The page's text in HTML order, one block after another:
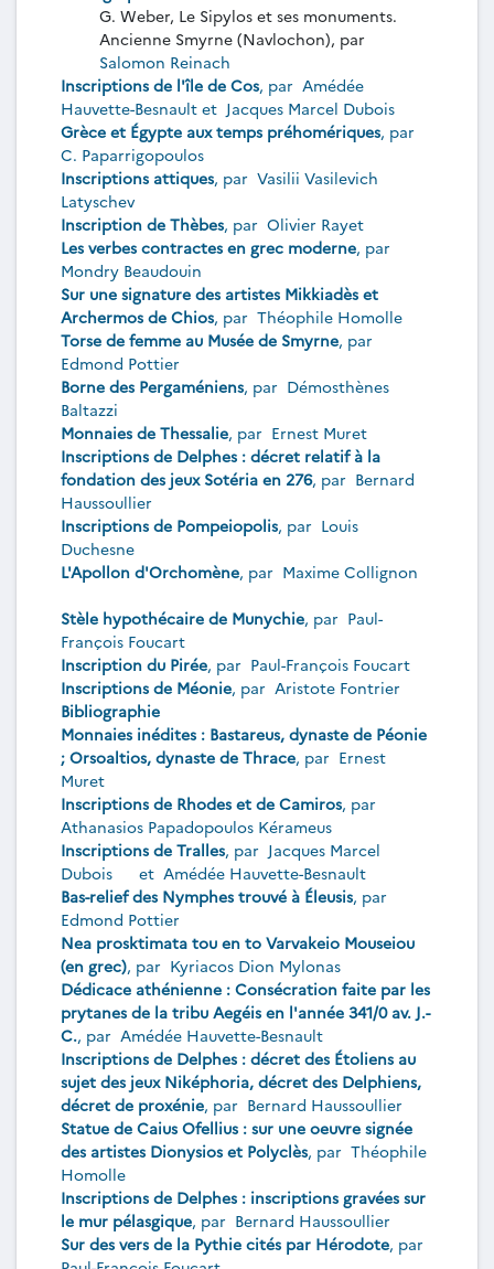
G. Weber, Le Sipylos et ses monuments.
Ancienne Smyrne (Navlochon), par
Salomon Reinach
Inscriptions de l'île de Cos, par Amédée
Hauvette-Besnault et Jacques Marcel Dubois
Grèce et Égypte aux temps préhomériques, par
C. Paparrigopoulos
Inscriptions attiques, par Vasilii Vasilevich
Latyschev
Inscription de Thèbes, par Olivier Rayet
Les verbes contractes en grec moderne, par
Mondry Beaudouin
Sur une signature des artistes Mikkiadès et
Archermos de Chios, par Théophile Homolle
Torse de femme au Musée de Smyrne, par
Edmond Pottier
Borne des Pergaméniens, par Démosthènes
Baltazzi
Monnaies de Thessalie, par Ernest Muret
Inscriptions de Delphes : décret relatif à la
fondation des jeux Sotéria en 276, par Bernard
Haussoullier
Inscriptions de Pompeiopolis, par Louis
Duchesne
L'Apollon d'Orchomène, par Maxime Collignon
Stèle hypothécaire de Munychie, par Paul-
François Foucart
Inscription du Pirée, par Paul-François Foucart
Inscriptions de Méonie, par Aristote Fontrier
Bibliographie
Monnaies inédites : Bastareus, dynaste de Péonie
; Orsoaltios, dynaste de Thrace, par Ernest
Muret
Inscriptions de Rhodes et de Camiros, par
Athanasios Papadopoulos Kérameus
Inscriptions de Tralles, par Jacques Marcel
Dubois
et Amédée Hauvette-Besnault
Bas-relief des Nymphes trouvé à Éleusis, par
Edmond Pottier
Nea prosktimata tou en to Varvakeio Mouseiou
(en grec), par Kyriacos Dion Mylonas
Dédicace athénienne : Consécration faite par les
prytanes de la tribu Aegéis en l'année 341/0 av. J.-
C., par Amédée Hauvette-Besnault
Inscriptions de Delphes : décret des Étoliens au
sujet des jeux Niképhoria, décret des Delphiens,
décret de proxénie, par Bernard Haussoullier
Statue de Caius Ofellius : sur une oeuvre signée
des artistes Dionysios et Polyclès, par Théophile
Homolle
Inscriptions de Delphes : inscriptions gravées sur
le mur pélasgique, par Bernard Haussoullier
Sur des vers de la Pythie cités par Hérodote, par